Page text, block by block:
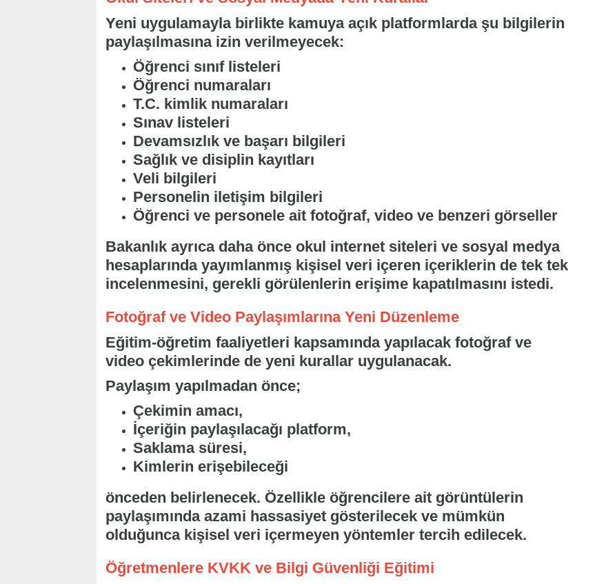
Yeni uygulamayla birlikte kamuya açık platformlarda şu bilgilerin
paylaşılmasına izin verilmeyecek:
Öğrenci sınıf listeleri
Öğrenci numaraları
T.C. kimlik numaraları
Sınav listeleri
Devamsızlık ve başarı bilgileri
Sağlık ve disiplin kayıtları
Veli bilgileri
Personelin iletişim bilgileri
Öğrenci ve personele ait fotoğraf, video ve benzeri görseller
Bakanlık ayrıca daha önce okul internet siteleri ve sosyal medya
hesaplarında yayımlanmış kişisel veri içeren içeriklerin de tek tek
incelenmesini, gerekli görülenlerin erişime kapatılmasını istedi.
Fotoğraf ve Video Paylaşımlarına Yeni Düzenleme
Eğitim-öğretim faaliyetleri kapsamında yapılacak fotoğraf ve
video çekimlerinde de yeni kurallar uygulanacak.
Paylaşım yapılmadan önce;
Çekimin amacı,
İçeriğin paylaşılacağı platform,
Saklama süresi,
Kimlerin erişebileceği
önceden belirlenecek. Özellikle öğrencilere ait görüntülerin
paylaşımında azami hassasiyet gösterilecek ve mümkün
olduğunca kişisel veri içermeyen yöntemler tercih edilecek.
Öğretmenlere KVKK ve Bilgi Güvenliği Eğitimi